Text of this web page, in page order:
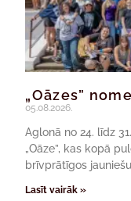
„Oāzes”
05.08.2026.
Aglonā no 24. līdz
„Oāze”, kas kopā
brīvprātīgos
Lasīt vairāk »